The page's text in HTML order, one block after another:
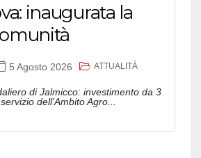
inaugurata la
5 Agosto 2026 ATTUALITÀ
di Jalmicco: investimento da 3
dell'Ambito Agro...